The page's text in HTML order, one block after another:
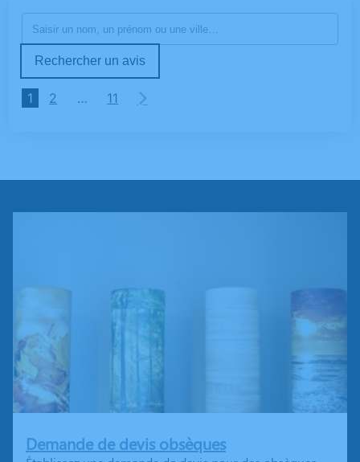
Rechercher un avis
1 2 … 11
Demande de devis obsèques